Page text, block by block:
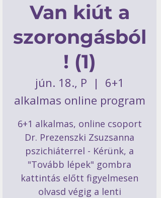
Van kiút a
szorongásból
! (1)
jún. 18., P
  |
6+1
alkalmas online program
6+1 alkalmas, online csoport
Dr. Prezenszki Zsuzsanna
pszichiáterrel - Kérünk, a
"Tovább lépek" gombra
kattintás előtt figyelmesen
olvasd végig a lenti